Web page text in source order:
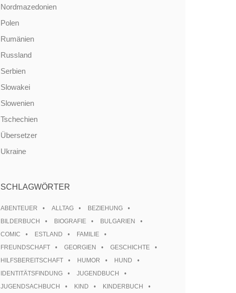
Nordmazedonien
Polen
Rumänien
Russland
Serbien
Slowakei
Slowenien
Tschechien
Übersetzer
Ukraine
SCHLAGWÖRTER
ABENTEUER ALLTAG
BEZIEHUNG
BILDERBUCH
BIOGRAFIE
BULGARIEN
COMIC
ESTLAND
FAMILIE
FREUNDSCHAFT
GEORGIEN
GESCHICHTE
HILFSBEREITSCHAFT
HUMOR
HUND
IDENTITÄTSFINDUNG
JUGENDBUCH
JUGENDSACHBUCH
KIND
KINDERBUCH